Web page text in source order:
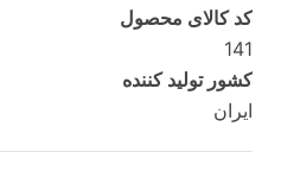
کد کالای محصول
141
کشور تولید کننده
ایران